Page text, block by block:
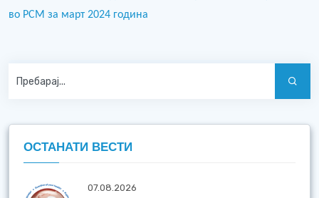
во РСМ за март 2024 година
ОСТАНАТИ ВЕСТИ
07.08.2026